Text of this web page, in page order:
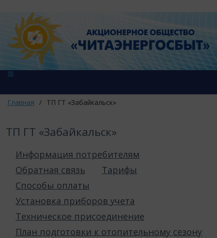
Главная / ТП ГТ «Забайкальск»
ТП ГТ «Забайкальск»
Информация потребителям
Обратная связь
Тарифы
Способы оплаты
Установка приборов учета
Техническое присоединение
План подготовки к отопительному сезону